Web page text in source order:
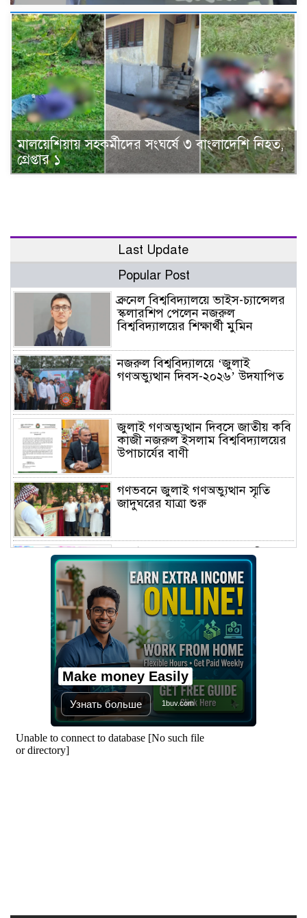
মালয়েশিয়ায় সহকর্মীদের সংঘর্ষে ৩ বাংলাদেশি নিহত,
গ্রেপ্তার ১
Last Update
Popular Post
ব্রুনেল বিশ্ববিদ্যালয়ে ভাইস-চ্যান্সেলর
স্কলারশিপ পেলেন নজরুল
বিশ্ববিদ্যালয়ের শিক্ষার্থী মুমিন
নজরুল বিশ্ববিদ্যালয়ে ‘জুলাই
গণঅভ্যুত্থান দিবস-২০২৬’ উদযাপিত
জুলাই গণঅভ্যুত্থান দিবসে জাতীয় কবি
কাজী নজরুল ইসলাম বিশ্ববিদ্যালয়ের
উপাচার্যের বাণী
গণভবনে জুলাই গণঅভ্যুত্থান স্মৃতি
জাদুঘরের যাত্রা শুরু
জুলাই আন্দোলন জনগণের, কৃতিত্ব
কোনো একক দলের নয়: প্রধানমন্ত্রী
মালয়েশিয়ায় সহকর্মীদের সংঘর্ষে ৩
বাংলাদেশি নিহত, গ্রেপ্তার ১
শহীদের আত্মত্যাগে গড়া জাতীয় ঐক্য
রক্ষা করতে হবে : প্রধানমন্ত্রী
সাভারে এমপি ও তাঁর স্ত্রীকে
Make money Easily
Узнать больше 1buv.com